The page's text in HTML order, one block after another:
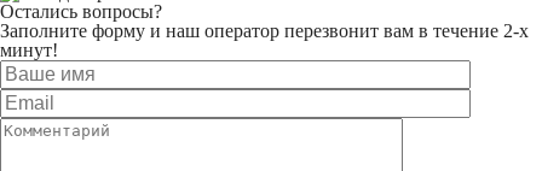
Остались вопросы?
Заполните форму и наш оператор перезвонит вам в течение 2-х
минут!